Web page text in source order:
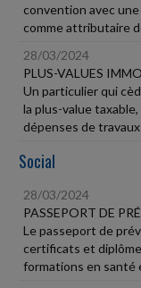
convention avec
comme attributaire
28/03/2024
PLUS-VALUES
Un particulier qui
la plus-value
dépenses de
Social
28/03/2024
PASSEPORT DE
Le passeport de
certificats et
formations en santé